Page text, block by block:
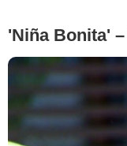
'Niña Bonita'